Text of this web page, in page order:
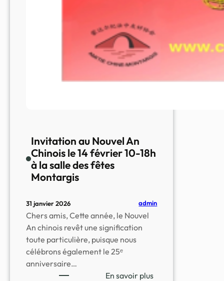
Invitation au Nouvel An
Chinois le 14 février 10-18h
à la salle des fêtes
Montargis
31 janvier 2026 admin
Chers amis, Cette année, le Nouvel
An chinois revêt une signification
toute particulière, puisque nous
célébrons également le 25ᵉ
anniversaire…
En savoir plus: